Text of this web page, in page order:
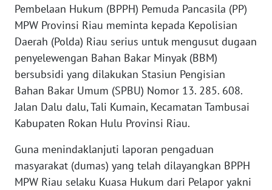
Pembelaan Hukum (BPPH) Pemuda Pancasila (PP)
MPW Provinsi Riau meminta kepada Kepolisian
Daerah (Polda) Riau serius untuk mengusut dugaan
penyelewengan Bahan Bakar Minyak (BBM)
bersubsidi yang dilakukan Stasiun Pengisian
Bahan Bakar Umum (SPBU) Nomor 13. 285. 608.
Jalan Dalu dalu, Tali Kumain, Kecamatan Tambusai
Kabupaten Rokan Hulu Provinsi Riau.
Guna menindaklanjuti laporan pengaduan
masyarakat (dumas) yang telah dilayangkan BPPH
MPW Riau selaku Kuasa Hukum dari Pelapor yakni
SUMUT
WN
JAKARTA
WN
JABAR
WN
BANTEN